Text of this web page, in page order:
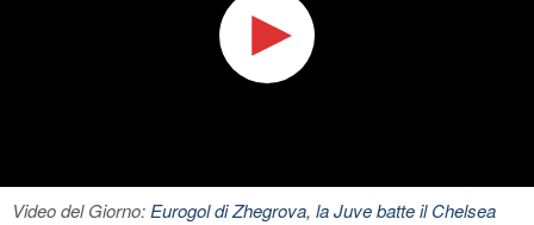
Video del Giorno:Eurogol di Zhegrova, la Juve batte il Chelsea